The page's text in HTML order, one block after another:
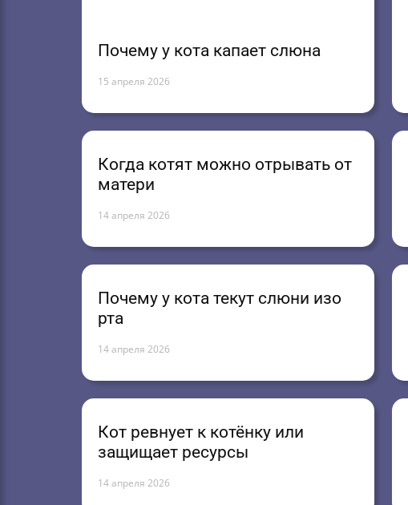
Почему у кота капает слюна
15 апреля 2026
Когда котят можно отрывать от
матери
14 апреля 2026
Почему у кота текут слюни изо
рта
14 апреля 2026
Кот ревнует к котёнку или
защищает ресурсы
14 апреля 2026